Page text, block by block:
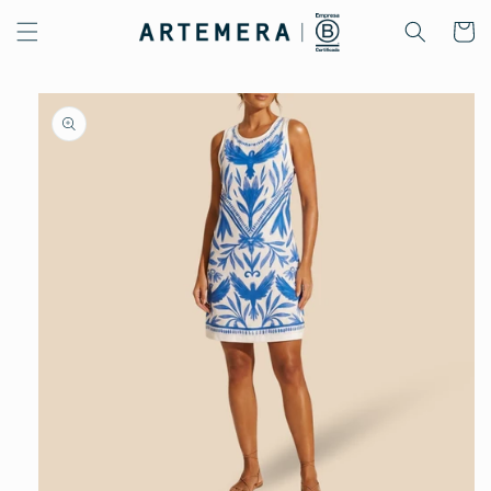
directamente
al contenido
Carrito
directamente
información